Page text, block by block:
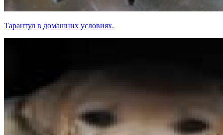
Тарантул в домашних условиях.